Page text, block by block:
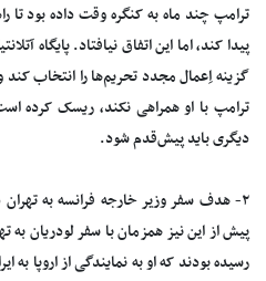
ترامپ چند ماه به کنگره وقت داده بود تا
گزینه اِعمال مجدد تحریم‌ها را انتخاب
ترامپ با او همراهی نکند، ریسک
دیگری باید پیش‌قدم شود.
پیش از این نیز همزمان با سفر لودریان به
رسیده بودند که او به نمایندگی از اروپا به